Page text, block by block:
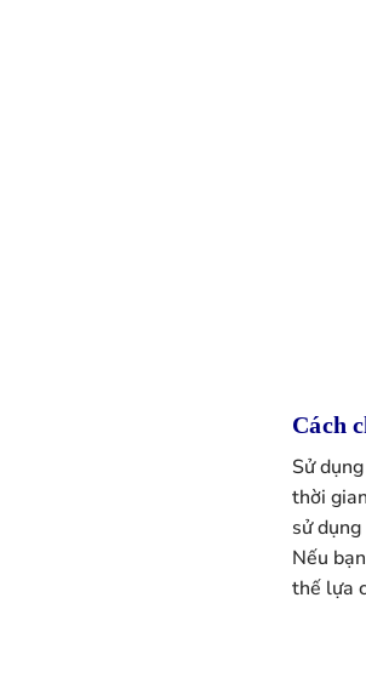
Cách
Sử
thời
sử
Nếu
thế lựa